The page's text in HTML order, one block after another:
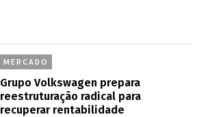
MERCADO
Grupo Volkswagen prepara
reestruturação radical para
recuperar rentabilidade